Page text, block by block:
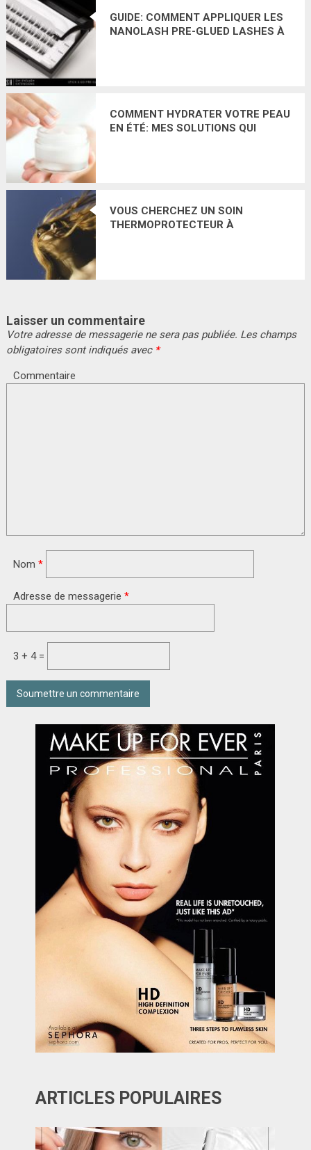
GUIDE: COMMENT APPLIQUER LES
NANOLASH PRE-GLUED LASHES À
COMMENT HYDRATER VOTRE PEAU
EN ÉTÉ: MES SOLUTIONS QUI
VOUS CHERCHEZ UN SOIN
THERMOPROTECTEUR À
Laisser un commentaire
Votre adresse de messagerie ne sera pas publiée. Les champs
obligatoires sont indiqués avec *
Commentaire
Nom *
Adresse de messagerie *
3 + 4 =
ARTICLES POPULAIRES